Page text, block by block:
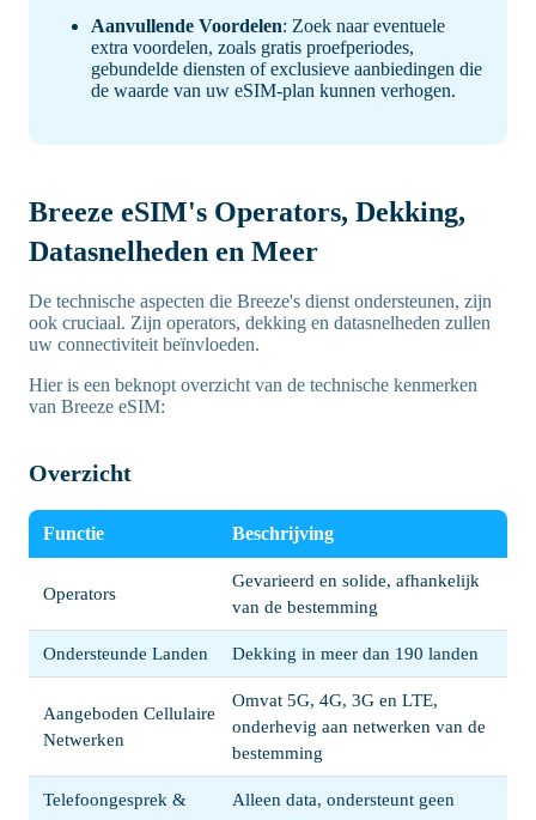
Aanvullende Voordelen: Zoek naar eventuele
extra voordelen, zoals gratis proefperiodes,
gebundelde diensten of exclusieve aanbiedingen die
de waarde van uw eSIM-plan kunnen verhogen.
Breeze eSIM's Operators, Dekking,
Datasnelheden en Meer
De technische aspecten die Breeze's dienst ondersteunen, zijn
ook cruciaal. Zijn operators, dekking en datasnelheden zullen
uw connectiviteit beïnvloeden.
Hier is een beknopt overzicht van de technische kenmerken
van Breeze eSIM:
Overzicht
Functie Beschrijving
Operators
Gevarieerd en solide, afhankelijk
van de bestemming
Ondersteunde Landen Dekking in meer dan 190 landen
Aangeboden Cellulaire
Netwerken
Omvat 5G, 4G, 3G en LTE,
onderhevig aan netwerken van de
bestemming
Telefoongesprek &
Alleen data, ondersteunt geen